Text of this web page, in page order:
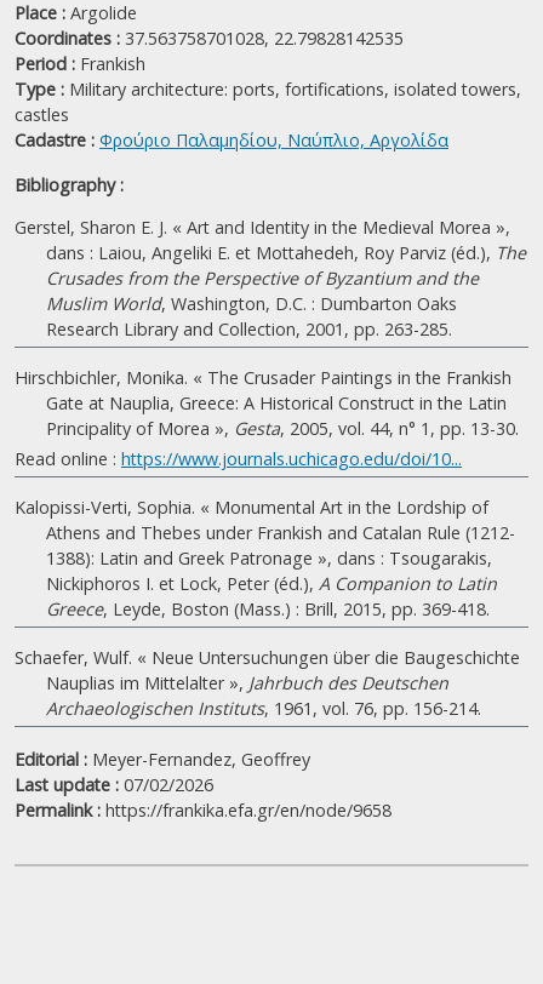
Place : Argolide
Coordinates : 37.563758701028, 22.79828142535
Period : Frankish
Type : Military architecture: ports, fortifications, isolated towers,
castles
Cadastre : Φρούριο Παλαμηδίου, Ναύπλιο, Αργολίδα
Bibliography :
Gerstel, Sharon E. J. « Art and Identity in the Medieval Morea »,
dans : Laiou, Angeliki E. et Mottahedeh, Roy Parviz (éd.), The
Crusades from the Perspective of Byzantium and the
Muslim World, Washington, D.C. : Dumbarton Oaks
Research Library and Collection, 2001, pp. 263-285.
Hirschbichler, Monika. « The Crusader Paintings in the Frankish
Gate at Nauplia, Greece: A Historical Construct in the Latin
Principality of Morea », Gesta, 2005, vol. 44, n° 1, pp. 13-30.
Read online : https://www.journals.uchicago.edu/doi/10...
Kalopissi-Verti, Sophia. « Monumental Art in the Lordship of
Athens and Thebes under Frankish and Catalan Rule (1212-
1388): Latin and Greek Patronage », dans : Tsougarakis,
Nickiphoros I. et Lock, Peter (éd.), A Companion to Latin
Greece, Leyde, Boston (Mass.) : Brill, 2015, pp. 369-418.
Schaefer, Wulf. « Neue Untersuchungen über die Baugeschichte
Nauplias im Mittelalter », Jahrbuch des Deutschen
Archaeologischen Instituts, 1961, vol. 76, pp. 156-214.
Editorial : Meyer-Fernandez, Geoffrey
Last update : 07/02/2026
Permalink : https://frankika.efa.gr/en/node/9658
Antichambre du logis du château franc,